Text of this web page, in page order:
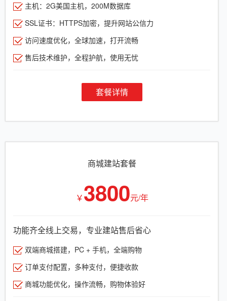
主机：2G美国主机，200M数据库
SSL证书：HTTPS加密，提升网站公信力
访问速度优化，全球加速，打开流畅
售后技术维护，全程护航，使用无忧
套餐详情
商城建站套餐
￥3800元/年
功能齐全线上交易，专业建站售后省心
双端商城搭建，PC + 手机，全端购物
订单支付配置，多种支付，便捷收款
商城功能优化，操作流畅，购物体验好